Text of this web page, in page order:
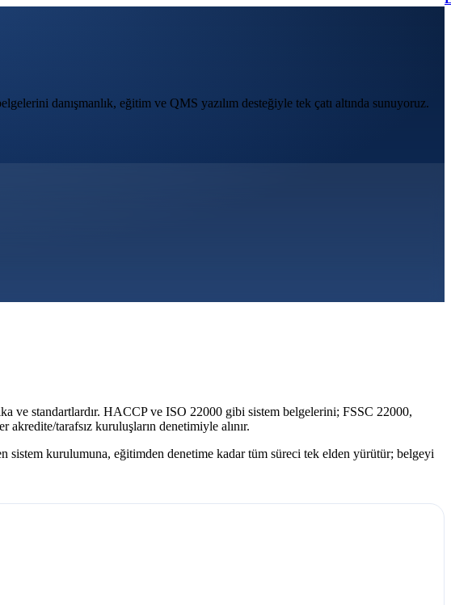
danışmanlık, eğitim ve QMS yazılım desteğiyle tek çatı altında sunuyoruz.
ve standartlardır. HACCP ve ISO 22000 gibi sistem belgelerini; FSSC 22000,
tarafsız kuruluşların denetimiyle alınır.
sistem kurulumuna, eğitimden denetime kadar tüm süreci tek elden yürütür; belgeyi